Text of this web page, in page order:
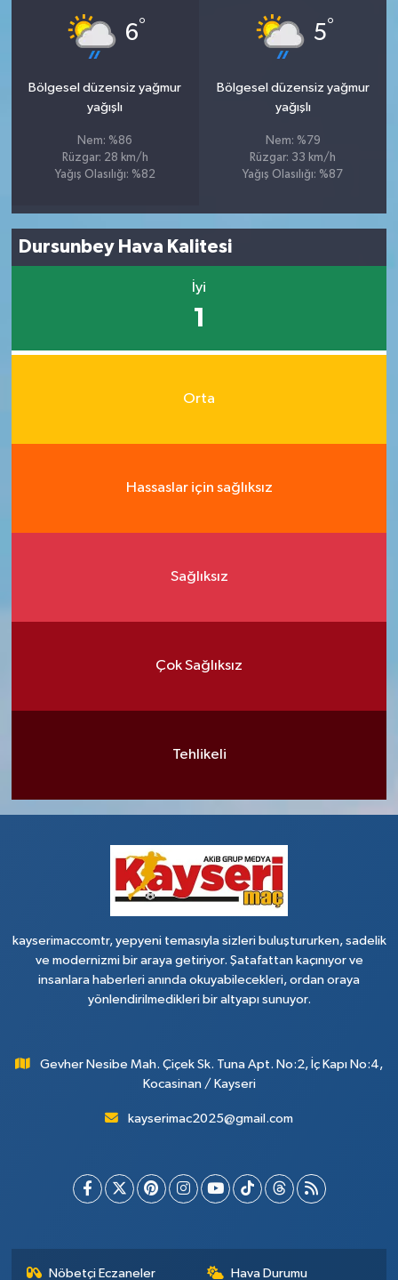
6°
Bölgesel düzensiz yağmur
yağışlı
Nem: %86
Rüzgar: 28 km/h
Yağış Olasılığı: %82
5°
Bölgesel düzensiz yağmur
yağışlı
Nem: %79
Rüzgar: 33 km/h
Yağış Olasılığı: %87
Dursunbey Hava Kalitesi
İyi
1
Orta
Hassaslar için sağlıksız
Sağlıksız
Çok Sağlıksız
Tehlikeli
kayserimaccomtr, yepyeni temasıyla sizleri buluştururken, sadelik
ve modernizmi bir araya getiriyor. Şatafattan kaçınıyor ve
insanlara haberleri anında okuyabilecekleri, ordan oraya
yönlendirilmedikleri bir altyapı sunuyor.
Gevher Nesibe Mah. Çiçek Sk. Tuna Apt. No:2, İç Kapı No:4,
Kocasinan / Kayseri
kayserimac2025@gmail.com
Nöbetçi Eczaneler Hava Durumu